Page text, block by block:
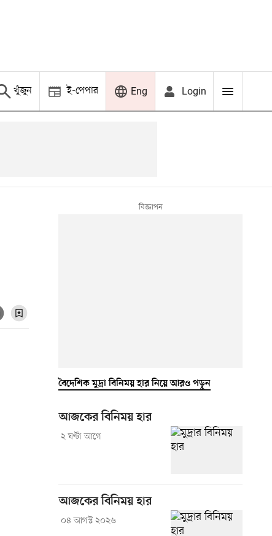
খুঁজুন ই-পেপার Eng Login
বৈদেশিক মুদ্রা বিনিময় হার নিয়ে আরও পড়ুন
আজকের বিনিময় হার
২ ঘণ্টা আগে
আজকের বিনিময় হার
০৪ আগস্ট ২০২৬